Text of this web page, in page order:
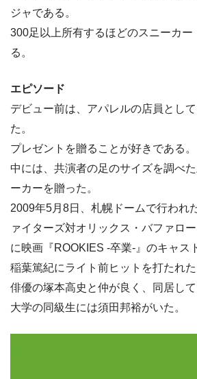
ジャである。
300足以上所有するほどのスニーカー
る。
エピソード
デビュー前は、アパレルの店員とし
た。
プレゼントを贈ることが好きである
中には、共演者の足のサイズを調べ
ーカーを贈った。
2009年5月8日、札幌ドームで行われ
ァイターズ対オリックス・バファロ
に映画『ROOKIES -卒業-』のキャス
稲葉篤紀にライト前ヒットを打たれた
俳優の塚本高史と仲が良く、同居して
大学の同級生には須田邦裕がいた。